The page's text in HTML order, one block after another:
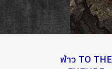
ฟ่าว TO THE